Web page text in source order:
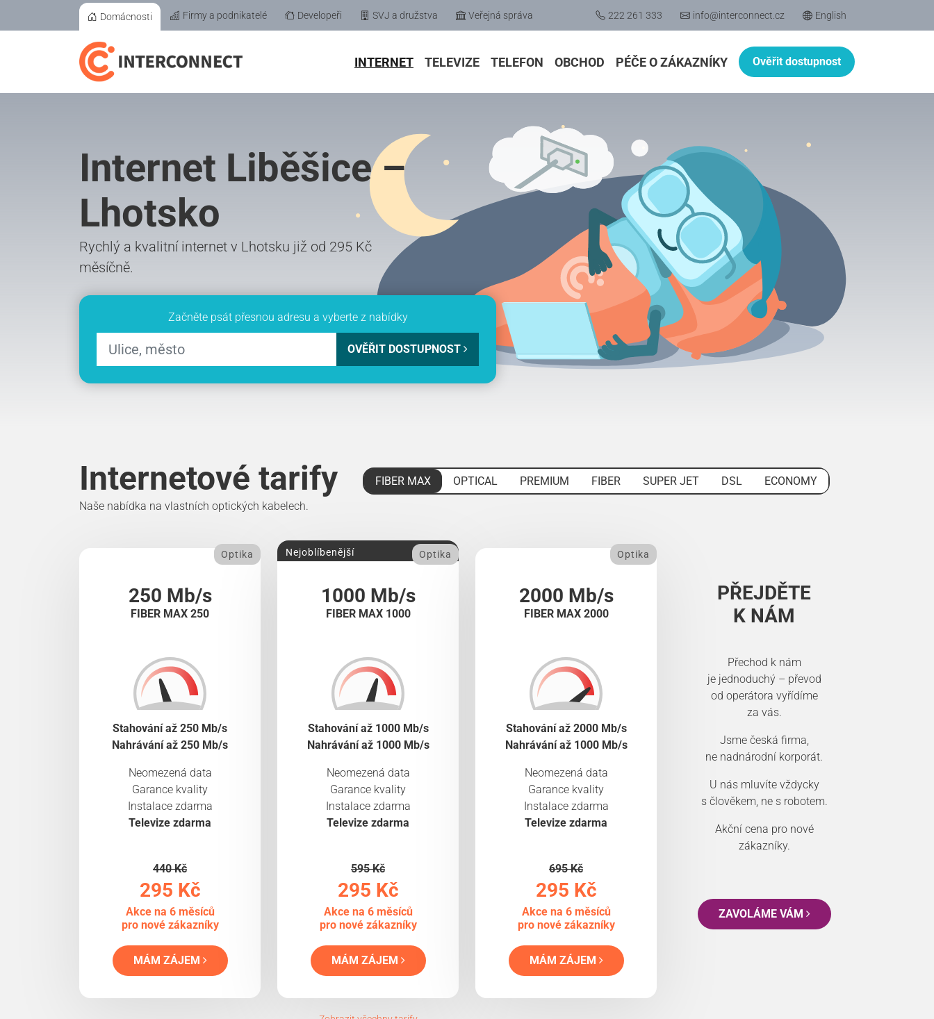
Domácnosti Firmy a podnikatelé Developeři SVJ a družstva Veřejná správa 222 261 333 info@interconnect.cz English
INTERNET TELEVIZE TELEFON OBCHOD PÉČE O ZÁKAZNÍKY Ověřit dostupnost
Internet Liběšice –
Lhotsko
Rychlý a kvalitní internet v Lhotsku již od 295 Kč
měsíčně.
Začněte psát přesnou adresu a vyberte z nabídky
OVĚŘIT DOSTUPNOST
Internetové tarify FIBER MAX OPTICAL PREMIUM FIBER SUPER JET DSL
ECONOMY
Naše nabídka na vlastních optických kabelech.
250 Mb/s
FIBER MAX 250
Optika
Stahování až 250 Mb/s
Nahrávání až 250 Mb/s
Neomezená data
Garance kvality
Instalace zdarma
Televize zdarma
440 Kč
295 Kč
Akce na 6 měsíců
pro nové zákazníky
MÁM ZÁJEM
1000 Mb/s
FIBER MAX 1000
Nejoblíbenější Optika
Stahování až 1000 Mb/s
Nahrávání až 1000 Mb/s
Neomezená data
Garance kvality
Instalace zdarma
Televize zdarma
595 Kč
295 Kč
Akce na 6 měsíců
pro nové zákazníky
MÁM ZÁJEM
2000 Mb/s
FIBER MAX 2000
Optika
Stahování až 2000 Mb/s
Nahrávání až 1000 Mb/s
Neomezená data
Garance kvality
Instalace zdarma
Televize zdarma
695 Kč
295 Kč
Akce na 6 měsíců
pro nové zákazníky
MÁM ZÁJEM
PŘEJDĚTE
K NÁM
Přechod k nám
je jednoduchý – převod
od operátora vyřídíme
za vás.
Jsme česká firma,
ne nadnárodní korporát.
U nás mluvíte vždycky
s člověkem, ne s robotem.
Akční cena pro nové
zákazníky.
ZAVOLÁME VÁM